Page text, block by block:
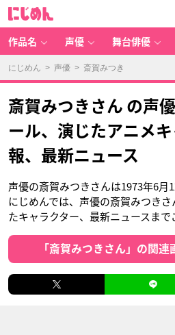
作品名 声優 舞台俳優
にじめん > 声優 > 斎賀みつき
斎賀みつきさん の声
ール、演じたアニメ
報、最新ニュース
声優の斎賀みつきさんは1973年6月
にじめんでは、声優の斎賀みつき
たキャラクター、最新ニュースまで
「斎賀みつきさん」の関連